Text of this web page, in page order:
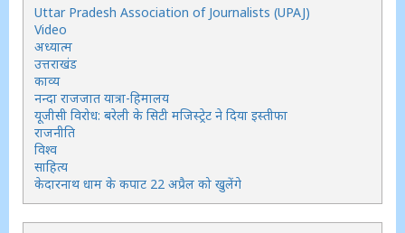
Uttar Pradesh Association of Journalists (UPAJ)
Video
अध्यात्म
उत्तराखंड
काव्य
नन्दा राजजात यात्रा-हिमालय
यूजीसी विरोध: बरेली के सिटी मजिस्ट्रेट ने दिया इस्तीफा
राजनीति
विश्व
साहित्य
केदारनाथ धाम के कपाट 22 अप्रैल को खुलेंगे